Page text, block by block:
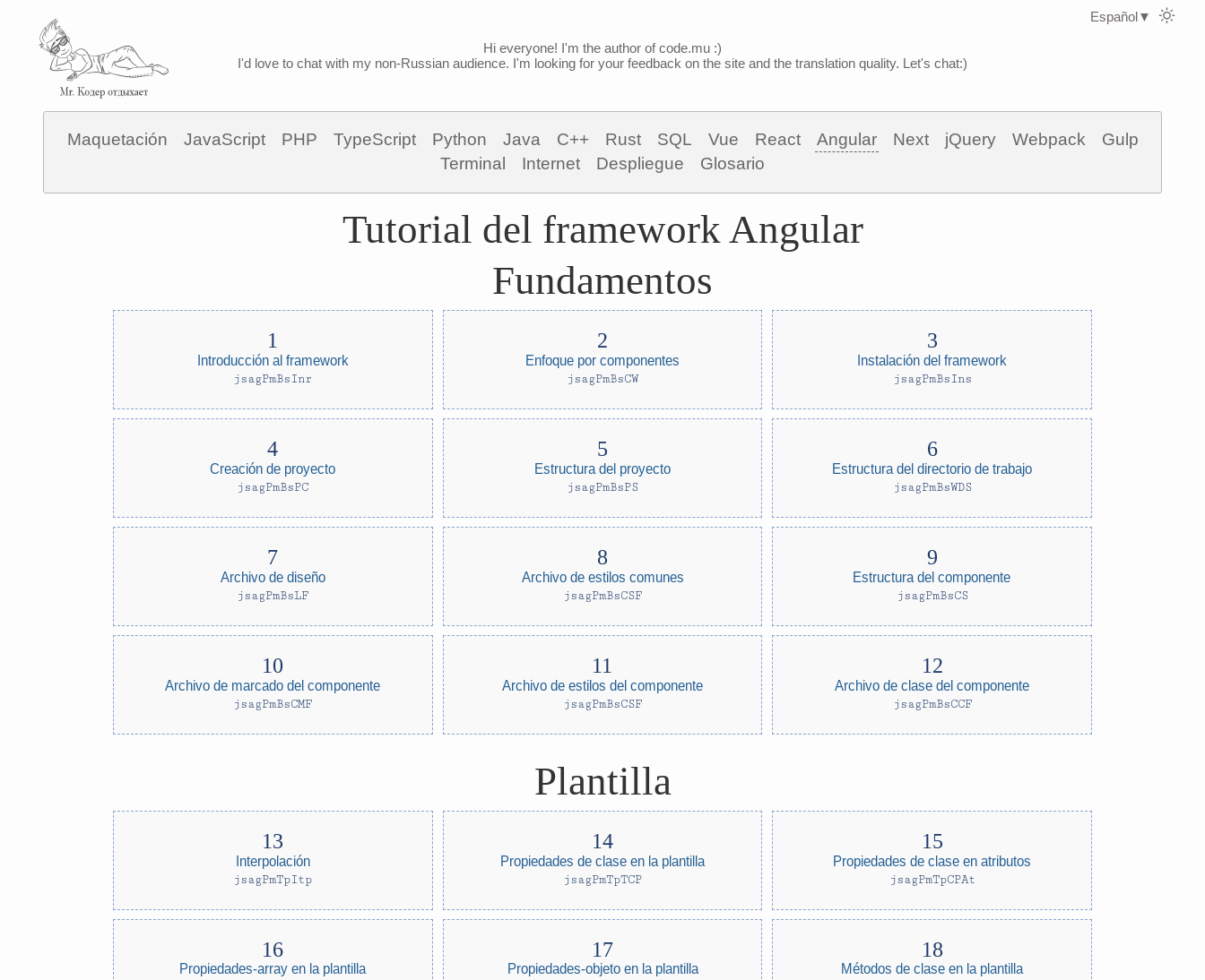
Hi everyone! I'm the author of code.mu :)
I'd love to chat with my non-Russian audience. I'm looking for your feedback on the site and the translation quality. Let's chat:)
Maquetación JavaScript PHP TypeScript Python Java C++ Rust SQL Vue React Angular Next jQuery Webpack
Gulp
Terminal
Internet Despliegue Glosario
Tutorial del framework Angular
Fundamentos
Introducción al framework
jsagPmBsInr
Enfoque por componentes
jsagPmBsCW
Instalación del framework
jsagPmBsIns
Creación de proyecto
jsagPmBsPC
Estructura del proyecto
jsagPmBsPS
Estructura del directorio de trabajo
jsagPmBsWDS
Archivo de diseño
jsagPmBsLF
Archivo de estilos comunes
jsagPmBsCSF
Estructura del componente
jsagPmBsCS
Archivo de marcado del componente
jsagPmBsCMF
Archivo de estilos del componente
jsagPmBsCSF
Archivo de clase del componente
jsagPmBsCCF
Plantilla
Interpolación
jsagPmTpItp
Propiedades de clase en la plantilla
jsagPmTpTCP
Propiedades de clase en atributos
jsagPmTpCPAt
Propiedades-array en la plantilla Propiedades-objeto en la plantilla Métodos de clase en la plantilla
Español▼